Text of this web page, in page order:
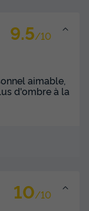
9.5/10
aimable,
d'ombre à la
10/10